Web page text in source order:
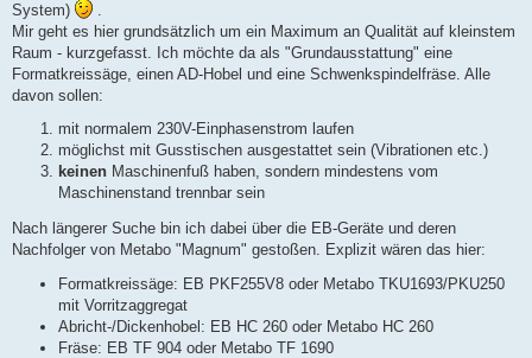
System)
.
Mir geht es hier grundsätzlich um ein Maximum an Qualität auf kleinstem
Raum - kurzgefasst. Ich möchte da als "Grundausstattung" eine
Formatkreissäge, einen AD-Hobel und eine Schwenkspindelfräse. Alle
davon sollen:
mit normalem 230V-Einphasenstrom laufen
möglichst mit Gusstischen ausgestattet sein (Vibrationen etc.)
keinen Maschinenfuß haben, sondern mindestens vom
Maschinenstand trennbar sein
Nach längerer Suche bin ich dabei über die EB-Geräte und deren
Nachfolger von Metabo "Magnum" gestoßen. Explizit wären das hier:
Formatkreissäge: EB PKF255V8 oder Metabo TKU1693/PKU250
mit Vorritzaggregat
Abricht-/Dickenhobel: EB HC 260 oder Metabo HC 260
Fräse: EB TF 904 oder Metabo TF 1690